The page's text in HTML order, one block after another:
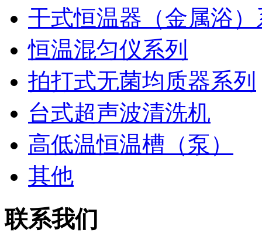
干式恒温器（金属浴）
恒温混匀仪系列
拍打式无菌均质器系列
台式超声波清洗机
高低温恒温槽（泵）
其他
联系我们